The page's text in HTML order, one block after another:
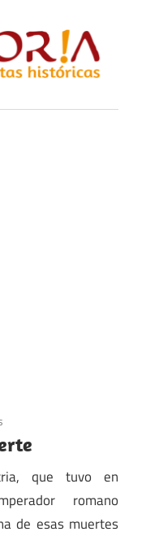
que tuvo en
romano
de esas muertes